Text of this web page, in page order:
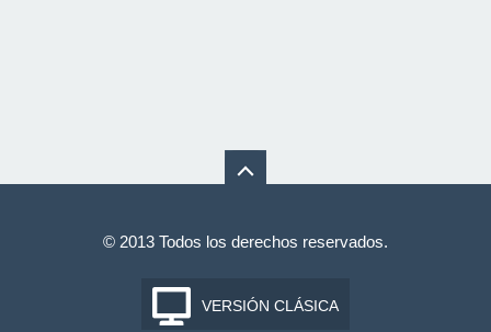
© 2013 Todos los derechos reservados.
VERSIÓN CLÁSICA